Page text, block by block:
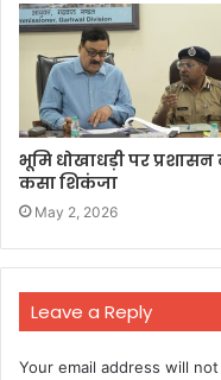
भूमि धोखाधड़ी पर प्रशासन
कसा शिकंजा
May 2, 2026
Leave a Reply
Your email address will